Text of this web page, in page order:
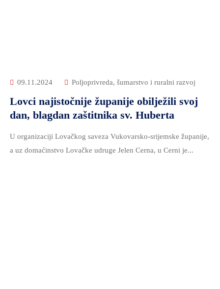
09.11.2024 Poljoprivreda, šumarstvo i ruralni razvoj
Lovci najistočnije županije obilježili svoj
dan, blagdan zaštitnika sv. Huberta
U organizaciji Lovačkog saveza Vukovarsko-srijemske županije,
a uz domaćinstvo Lovačke udruge Jelen Cerna, u Cerni je...